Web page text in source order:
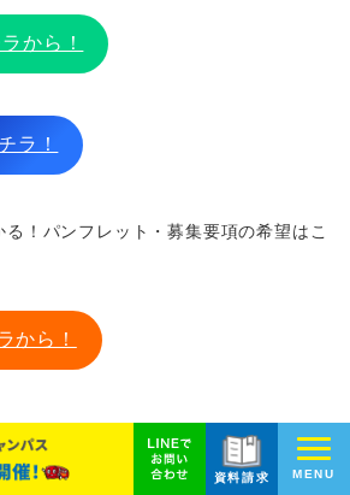
から！
ラ！
！パンフレット・募集要項の希望はこ
から！
資料請求 MENU